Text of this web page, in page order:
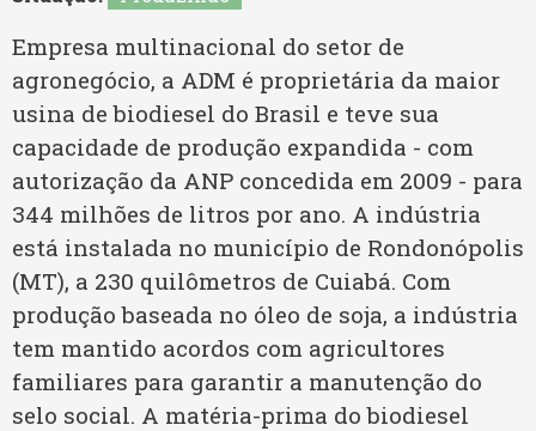
Bianchini
Binatural BA
Binatural GO
Binhardi
Bio Oeste
Bio Óleo
Biofuga
Minas Gerais
Pará
Paraíba
Paraná
Pernambuco
Piauí
Rio De Janeiro
Empresa multinacional do setor de
agronegócio, a ADM é proprietária da maior
usina de biodiesel do Brasil e teve sua
capacidade de produção expandida - com
autorização da ANP concedida em 2009 - para
344 milhões de litros por ano. A indústria
está instalada no município de Rondonópolis
(MT), a 230 quilômetros de Cuiabá. Com
produção baseada no óleo de soja, a indústria
tem mantido acordos com agricultores
familiares para garantir a manutenção do
selo social. A matéria-prima do biodiesel